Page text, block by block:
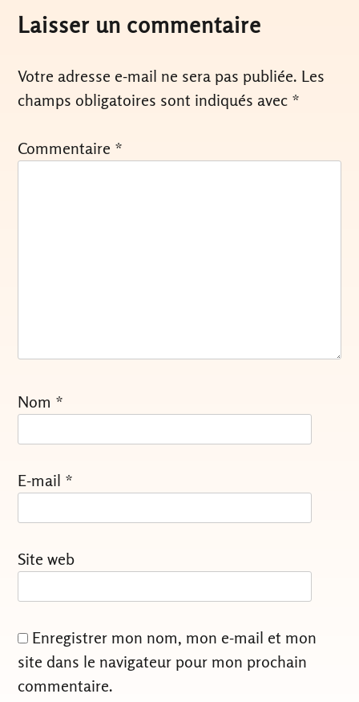
l’article
Laisser un commentaire
Votre adresse e-mail ne sera pas publiée. Les
champs obligatoires sont indiqués avec *
Commentaire *
Nom *
E-mail *
Site web
Enregistrer mon nom, mon e-mail et mon
site dans le navigateur pour mon prochain
commentaire.